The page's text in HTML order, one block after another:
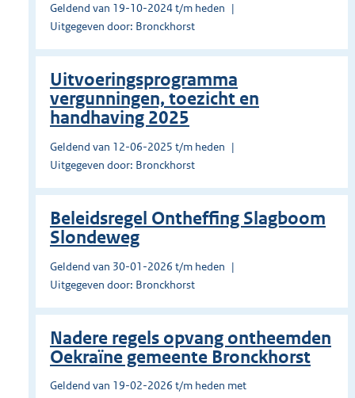
Geldend van 19-10-2024 t/m heden
Uitgegeven door: Bronckhorst
Uitvoeringsprogramma
vergunningen, toezicht en
handhaving 2025
Geldend van 12-06-2025 t/m heden
Uitgegeven door: Bronckhorst
Beleidsregel Ontheffing Slagboom
Slondeweg
Geldend van 30-01-2026 t/m heden
Uitgegeven door: Bronckhorst
Nadere regels opvang ontheemden
Oekraïne gemeente Bronckhorst
Geldend van 19-02-2026 t/m heden met